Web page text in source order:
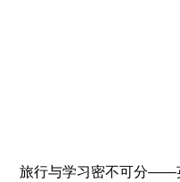
旅行与学习密不可分——